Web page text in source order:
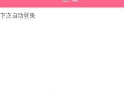
下次自动登录